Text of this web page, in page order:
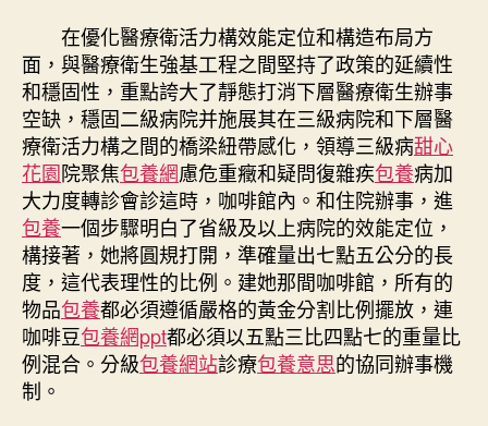
在優化醫療衛活力構效能定位和構造布局方
面，與醫療衛生強基工程之間堅持了政策的延續性
和穩固性，重點誇大了靜態打消下層醫療衛生辦事
空缺，穩固二級病院并施展其在三級病院和下層醫
療衛活力構之間的橋梁紐帶感化，領導三級病甜心
花園院聚焦包養網慮危重癥和疑問復雜疾包養病加
大力度轉診會診這時，咖啡館內。和住院辦事，進
包養一個步驟明白了省級及以上病院的效能定位，
構接著，她將圓規打開，準確量出七點五公分的長
度，這代表理性的比例。建她那間咖啡館，所有的
物品包養都必須遵循嚴格的黃金分割比例擺放，連
咖啡豆包養網ppt都必須以五點三比四點七的重量比
例混合。分級包養網站診療包養意思的協同辦事機
制。